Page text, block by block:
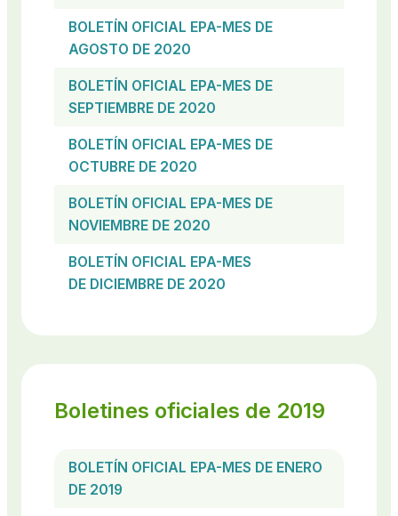
BOLETÍN OFICIAL EPA-MES DE
AGOSTO DE 2020
BOLETÍN OFICIAL EPA-MES DE
SEPTIEMBRE DE 2020
BOLETÍN OFICIAL EPA-MES DE
OCTUBRE DE 2020
BOLETÍN OFICIAL EPA-MES DE
NOVIEMBRE DE 2020
BOLETÍN OFICIAL EPA-MES
DE DICIEMBRE DE 2020
Boletines oficiales de 2019
BOLETÍN OFICIAL EPA-MES DE ENERO
DE 2019